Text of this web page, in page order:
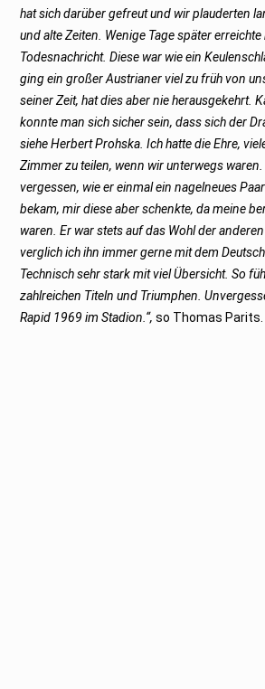
hat sich darüber gefreut und wir plauderten
und alte Zeiten. Wenige Tage später erreichte
Todesnachricht. Diese war wie ein
ging ein großer Austrianer viel zu früh von
seiner Zeit, hat dies aber nie herausgekehrt.
konnte man sich sicher sein, dass sich der
siehe Herbert Prohska. Ich hatte die Ehre,
Zimmer zu teilen, wenn wir unterwegs
vergessen, wie er einmal ein nagelneues
bekam, mir diese aber schenkte, da meine
waren. Er war stets auf das Wohl der
verglich ich ihn immer gerne mit dem
Technisch sehr stark mit viel Übersicht. So
zahlreichen Titeln und Triumphen.
Rapid 1969 im Stadion.“,so Thomas Parits.